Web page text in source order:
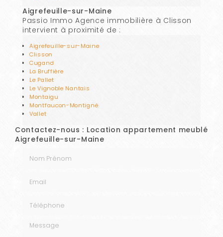
Aigrefeuille-sur-Maine
Passio Immo Agence immobilière à Clisson
intervient à proximité de :
Aigrefeuille-sur-Maine
Clisson
Cugand
La Bruffière
Le Pallet
Le Vignoble Nantais
Montaigu
Montfaucon-Montigné
Vallet
Contactez-nous : Location appartement meublé
Aigrefeuille-sur-Maine
Message